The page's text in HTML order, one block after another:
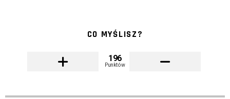
CO MYŚLISZ?
196
Punktów